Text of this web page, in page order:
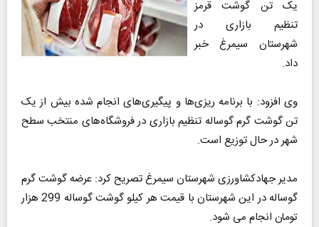
یک تن گوشت قرمز
تنظیم بازاری در
شهرستان سیمرغ خبر
داد.
وی افزود: با برنامه ریزی‌ها و پیگیری‌های انجام شده بیش از یک
تن گوشت گرم گوساله تنظیم بازاری در فروشگاه‌های منتخب سطح
شهر در حال توزیع است.
مدیر جهادکشاورزی شهرستان‌ سیمرغ تصریح کرد: عرضه گوشت گرم
گوساله در این شهرستان با قیمت هر کیلو گوشت گوساله 299 هزار
تومان انجام می شود.